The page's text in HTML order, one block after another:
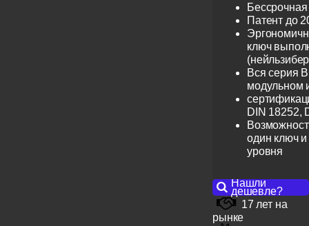
Патент до
ключ
Вся серия
модульном
DIN 18252,
один ключ и
уровня
Нашли
дешевле?
17 лет на
рынке